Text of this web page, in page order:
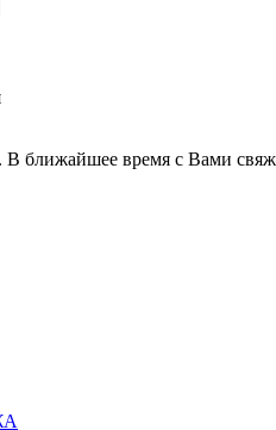
ближайшее время с Вами